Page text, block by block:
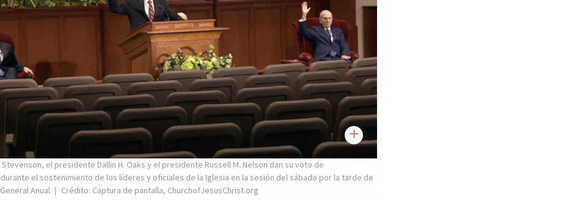
Stevenson, el presidente Dallin H. Oaks y el presidente Russell M. Nelson dan su voto de
el sostenimiento de los líderes y oficiales de la Iglesia en la sesión del sábado por la tarde de
Anual
Crédito: Captura de pantalla, ChurchofJesusChrist.org